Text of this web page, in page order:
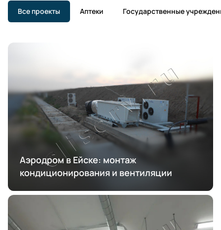
Все проекты Аптеки Государственные
Аэродром в Ейске: монтаж
кондиционирования и вентиляции